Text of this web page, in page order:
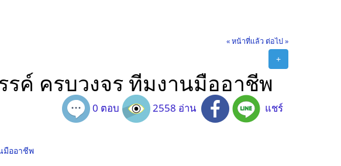
« หน้าที่แล้ว ต่อไป »
+
รค์ ครบวงจร ทีมงานมืออาชีพ
0 ตอบ 2558 อ่าน แชร์
มืออาชีพ